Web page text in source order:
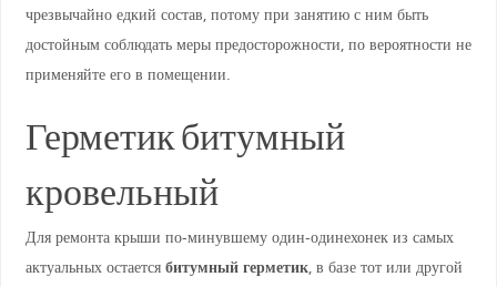
чрезвычайно едкий состав, потому при занятию с ним быть
достойным соблюдать меры предосторожности, по вероятности не
применяйте его в помещении.
Герметик битумный
кровельный
Для ремонта крыши по-минувшему один-одинехонек из самых
актуальных остается битумный герметик, в базе тот или другой